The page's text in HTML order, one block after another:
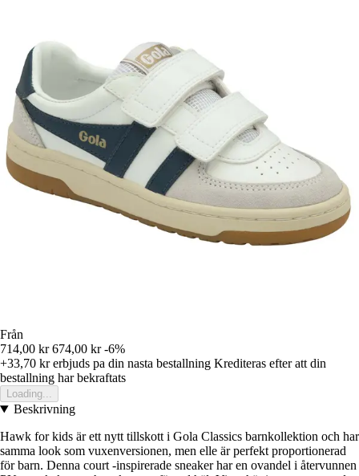
Från
714,00 kr 674,00 kr -6%
+33,70 krerbjuds pa din nasta bestallning Krediteras efter att din
bestallning har bekraftats
Loading...
Beskrivning
Hawk for kids är ett nytt tillskott i Gola Classics barnkollektion och har
samma look som vuxenversionen, men elle är perfekt proportionerad
för barn. Denna court -inspirerade sneaker har en ovandel i återvunnen